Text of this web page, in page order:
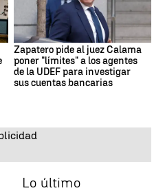
Zapatero pide al juez Calama
poner "límites" a los agentes
de la UDEF para investigar
sus cuentas bancarias
Lo último